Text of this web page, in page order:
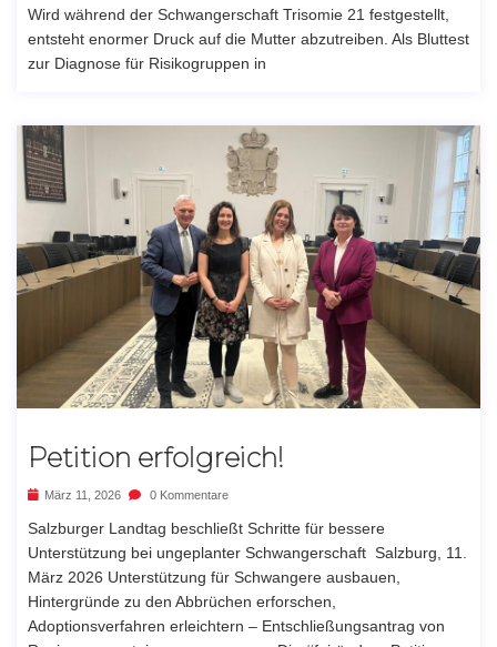
Wird während der Schwangerschaft Trisomie 21 festgestellt,
entsteht enormer Druck auf die Mutter abzutreiben. Als Bluttest
zur Diagnose für Risikogruppen in
Petition erfolgreich!
März 11, 2026 0 Kommentare
Salzburger Landtag beschließt Schritte für bessere
Unterstützung bei ungeplanter Schwangerschaft Salzburg, 11.
März 2026 Unterstützung für Schwangere ausbauen,
Hintergründe zu den Abbrüchen erforschen,
Adoptionsverfahren erleichtern – Entschließungsantrag von